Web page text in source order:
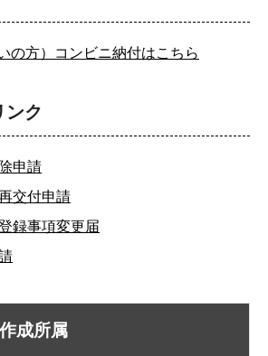
の方）コンビニ納付はこちら
ンク
申請
交付申請
録事項変更届
成所属